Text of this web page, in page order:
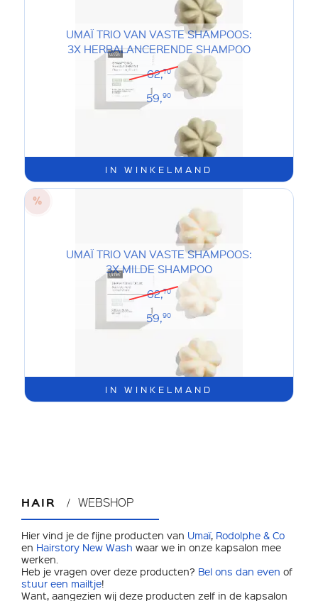
IN WINKELMAND
UMAÏ TRIO VAN VASTE SHAMPOOS:
3X HERBALANCERENDE SHAMPOO
62,70
59,90
IN WINKELMAND
UMAÏ TRIO VAN VASTE SHAMPOOS:
3X MILDE SHAMPOO
62,70
59,90
HAIR WEBSHOP
Hier vind je de fijne producten van Umaï, Rodolphe & Co
en Hairstory New Wash waar we in onze kapsalon mee
werken.
Heb je vragen over deze producten? Bel ons dan even of
stuur een mailtje!
Want, aangezien wij deze producten zelf in de kapsalon